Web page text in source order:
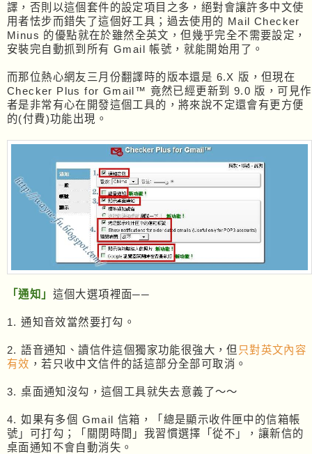
譯，否則以這個套件的設定項目之多，絕對會讓許多中文使
用者怯步而錯失了這個好工具；過去使用的 Mail Checker
Minus 的優點就在於雖然全英文，但幾乎完全不需要設定，
安裝完自動抓到所有 Gmail 帳號，就能開始用了。
而那位熱心網友三月份翻譯時的版本還是 6.X 版，但現在
Checker Plus for Gmail™ 竟然已經更新到 9.0 版，可見作
者是非常有心在開發這個工具的，將來說不定還會有更方便
的(付費)功能出現。
「通知」 這個大選項裡面──
1. 通知音效當然要打勾。
2. 語音通知、讀信件這個獨家功能很強大，但 只對英文內容
有效 ，若只收中文信件的話這部分全部可取消。
3. 桌面通知沒勾，這個工具就失去意義了～～
4. 如果有多個 Gmail 信箱，「總是顯示收件匣中的信箱帳
號」可打勾；「關閉時間」我習慣選擇「從不」，讓新信的
桌面通知不會自動消失。